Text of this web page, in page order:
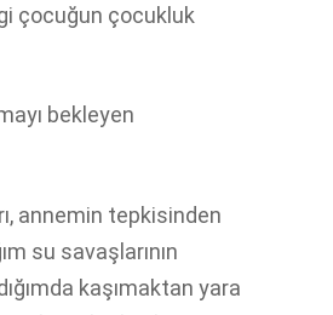
çocuğun çocukluk
bekleyen
annemin tepkisinden
su savaşlarının
kaşımaktan yara